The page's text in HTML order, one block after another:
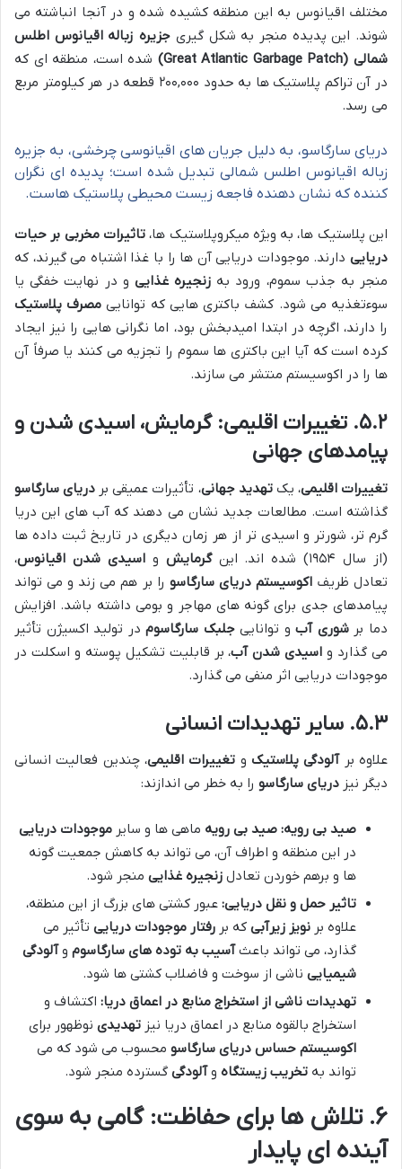
مختلف اقیانوس به این منطقه کشیده شده و در آنجا انباشته می
شوند. این پدیده منجر به شکل گیری جزیره زباله اقیانوس اطلس
شمالی (Great Atlantic Garbage Patch)
شده است، منطقه ای که
در آن تراکم پلاستیک ها به حدود ۲۰۰,۰۰۰ قطعه در هر کیلومتر مربع
می رسد.
دریای سارگاسو، به دلیل جریان های اقیانوسی چرخشی، به جزیره
زباله اقیانوس اطلس شمالی تبدیل شده است؛ پدیده ای نگران
کننده که نشان دهنده فاجعه زیست محیطی پلاستیک هاست.
این پلاستیک ها، به ویژه میکروپلاستیک ها،تاثیرات مخربی بر حیات
دریایی دارند. موجودات دریایی آن ها را با غذا اشتباه می گیرند، که
منجر به جذب سموم، ورود به زنجیره غذایی و در نهایت خفگی یا
سوءتغذیه می شود. کشف باکتری هایی که توانایی مصرف پلاستیک
را دارند، اگرچه در ابتدا امیدبخش بود، اما نگرانی هایی را نیز ایجاد
کرده است که آیا این باکتری ها سموم را تجزیه می کنند یا صرفاً آن
ها را در اکوسیستم منتشر می سازند.
۵.۲. تغییرات اقلیمی: گرمایش، اسیدی شدن و
پیامدهای جهانی
تغییرات اقلیمی، یکتهدید جهانی، تأثیرات عمیقی بر دریای سارگاسو
گذاشته است. مطالعات جدید نشان می دهند که آب های این دریا
گرم تر، شورتر و اسیدی تر از هر زمان دیگری در تاریخ ثبت داده ها
(از سال ۱۹۵۴) شده اند. این
گرمایش واسیدی شدن اقیانوس،
تعادل ظریفاکوسیستم دریای سارگاسو را بر هم می زند و می تواند
پیامدهای جدی برای گونه های مهاجر و بومی داشته باشد. افزایش
دما برشوری آبو تواناییجلبک سارگاسومدر تولید اکسیژن تأثیر
می گذارد و اسیدی شدن آب، بر قابلیت تشکیل پوسته و اسکلت در
موجودات دریایی اثر منفی می گذارد.
۵.۳. سایر تهدیدات انسانی
علاوه برآلودگی پلاستیک و تغییرات اقلیمی، چندین فعالیت انسانی
دیگر نیز دریای سارگاسو را به خطر می اندازند:
صید بی رویه: صید بی رویه ماهی ها و سایر موجودات دریایی
در این منطقه و اطراف آن، می تواند به کاهش جمعیت گونه
ها و برهم خوردن تعادل زنجیره غذایی منجر شود.
تاثیر حمل و نقل دریایی: عبور کشتی های بزرگ از این منطقه،
علاوه بر نویز زیرآبی که بر رفتار موجودات دریایی تأثیر می
گذارد، می تواند باعثآسیب به توده های سارگاسوم وآلودگی
شیمیایی ناشی از سوخت و فاضلاب کشتی ها شود.
تهدیدات ناشی از استخراج منابع در اعماق دریا: اکتشاف و
استخراج بالقوه منابع در اعماق دریا نیز تهدیدی نوظهور برای
اکوسیستم حساس دریای سارگاسو محسوب می شود که می
تواند به تخریب زیستگاه وآلودگی گسترده منجر شود.
۶. تلاش ها برای حفاظت: گامی به سوی
آینده ای پایدار